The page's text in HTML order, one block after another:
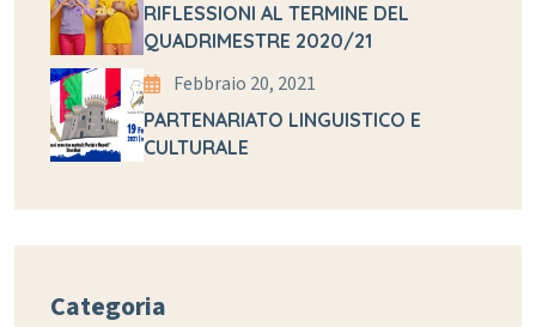
RIFLESSIONI AL TERMINE DEL
QUADRIMESTRE 2020/21
Febbraio 20, 2021
PARTENARIATO LINGUISTICO E
CULTURALE
Categoria